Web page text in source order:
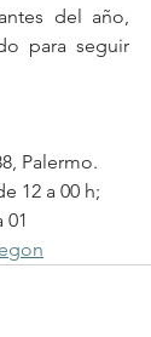
del año,
para seguir
Palermo.
12 a 00 h;
01